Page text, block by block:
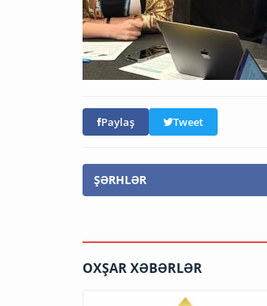
Paylaş Tweet
ŞƏRHLƏR
OXŞAR XƏBƏRLƏR